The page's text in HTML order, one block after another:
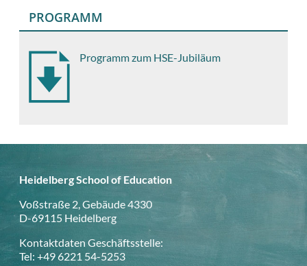
PROGRAMM
Programm zum HSE-Jubiläum
Heidelberg School of Education
Voßstraße 2, Gebäude 4330
D-69115 Heidelberg
Kontaktdaten Geschäftsstelle:
Tel: +49 6221 54-5253